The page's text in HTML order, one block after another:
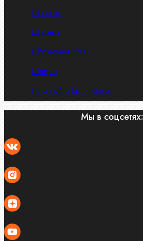
Шплинты
Шпонки
Шпоночная сталь
Штифты
Латунный и бр. крепеж
Мы в соцсетях: